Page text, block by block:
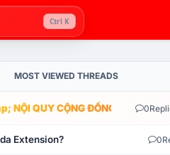
Ctrl K
MOST VIEWED THREADS
NỘI QUY CỘNG ĐỒNG 0
Extension? 0